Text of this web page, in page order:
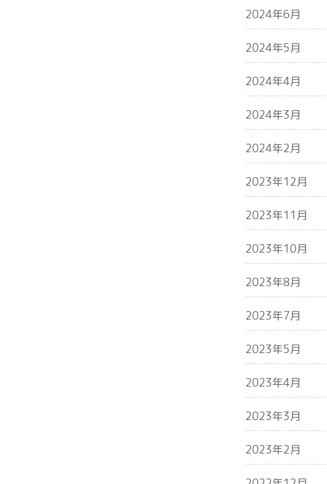
2024年6月
2024年5月
2024年4月
2024年3月
2024年2月
2023年12月
2023年11月
2023年10月
2023年8月
2023年7月
2023年5月
2023年4月
2023年3月
2023年2月